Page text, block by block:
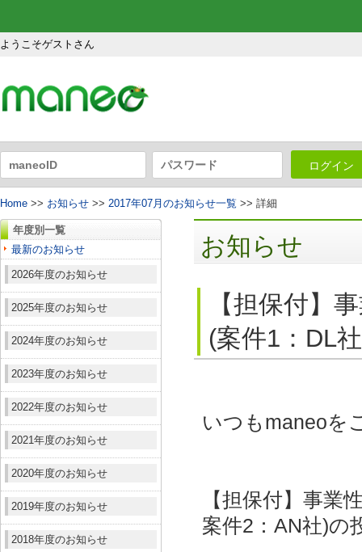
ようこそゲストさん
ログイン
Home >> お知らせ >> 2017年07月のお知らせ一覧 >> 詳細
年度別一覧
最新のお知らせ
2026年度のお知らせ
2025年度のお知らせ
2024年度のお知らせ
2023年度のお知らせ
2022年度のお知らせ
2021年度のお知らせ
2020年度のお知らせ
2019年度のお知らせ
2018年度のお知らせ
お知らせ
【担保付】
(案件1：DL
いつもmaneoを
【担保付】事業
案件2：AN社)の